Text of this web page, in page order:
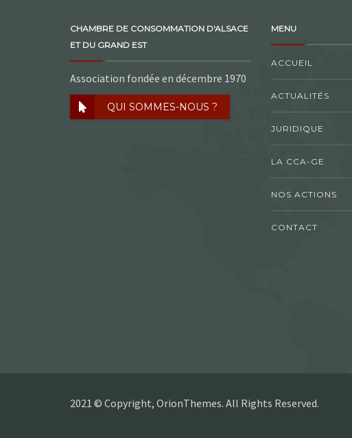
CHAMBRE DE CONSOMMATION D'ALSACE
ET DU GRAND EST
Association fondée en décembre 1970
QUI SOMMES-NOUS ?
MENU
ACCUEIL
ACTUALITÉS
JURIDIQUE
LA CCA-GE
NOS ACTIONS
CONTACT
2021 © Copyright, OrionThemes. All Rights Reserved.